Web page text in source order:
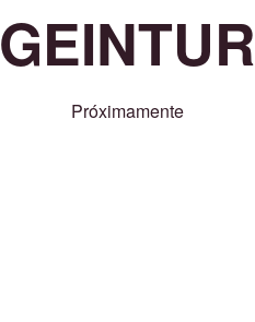
GEINTUR
Próximamente